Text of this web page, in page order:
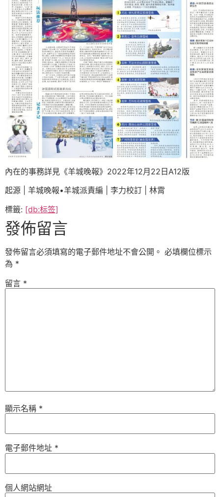
內在的事務詳見《羊城晚報》2022年12月22日A12版
起源 | 羊城晚報•羊城派責編 | 李力校訂 | 林霄
標籤: [db:标签]
發佈留言
發佈留言必須填寫的電子郵件地址不會公開。 必填欄位標示
為 *
留言 *
顯示名稱 *
電子郵件地址 *
個人網站網址